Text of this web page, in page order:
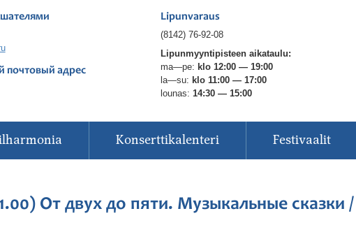
почтовый адрес
Lipunvaraus
(8142) 76-92-08
Lipunmyyntipisteen aikataulu:
ma—pe: klo 12:00 — 19:00
la—su: klo 11:00 — 17:00
lounas: 14:30 — 15:00
Konserttikalenteri Festivaalit
От двух до пяти. Музыкальные сказки /